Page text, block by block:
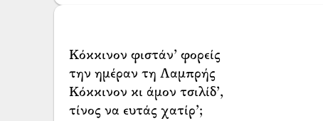
Κόκκινον φιστάν’ φορείς
την ημέραν τη Λαμπρής
Κόκκινον κι άμον τσιλίδ’,
τίνος να ευτάς χατίρ’;